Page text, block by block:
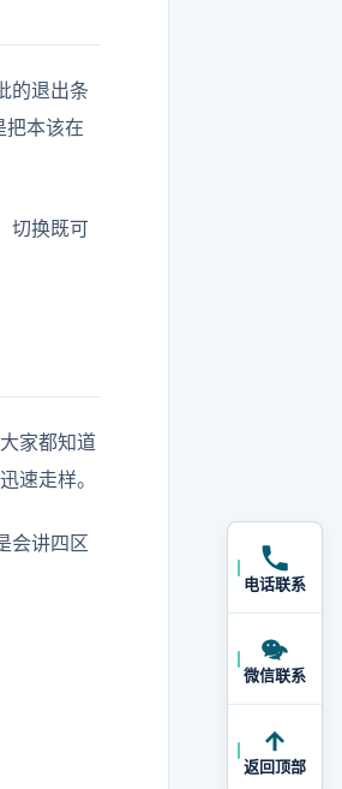
的退出条
把本该在
切换既可
家都知道
速走样。
会讲四区
电话联系
微信联系
返回顶部